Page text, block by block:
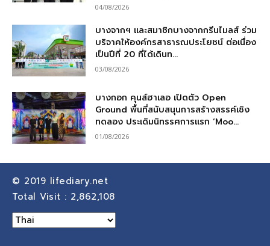
04/08/2026
บางจากฯ และสมาชิกบางจากกรีนไมลส์ ร่วม
บริจาคให้องค์กรสาธารณประโยชน์ ต่อเนื่อง
เป็นปีที่ 20 ที่ได้เดินท...
03/08/2026
บางกอก คุนส์ฮาเลอ เปิดตัว Open
Ground พื้นที่สนับสนุนการสร้างสรรค์เชิง
ทดลอง ประเดิมนิทรรศการแรก ‘Moo...
01/08/2026
© 2019 lifediary.net
Total Visit : 2,862,108